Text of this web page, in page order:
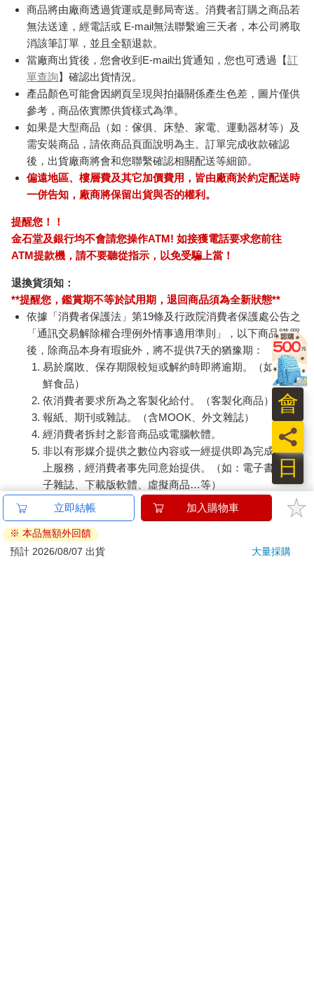
商品將由廠商透過貨運或是郵局寄送。消費者訂購之商品若
無法送達，經電話或 E-mail無法聯繫逾三天者，本公司將取
消該筆訂單，並且全額退款。
當廠商出貨後，您會收到E-mail出貨通知，您也可透過【訂
單查詢】確認出貨情況。
產品顏色可能會因網頁呈現與拍攝關係產生色差，圖片僅供
參考，商品依實際供貨樣式為準。
如果是大型商品（如：傢俱、床墊、家電、運動器材等）及
需安裝商品，請依商品頁面說明為主。訂單完成收款確認
後，出貨廠商將會和您聯繫確認相關配送等細節。
偏遠地區、樓層費及其它加價費用，皆由廠商於約定配送時
一併告知，廠商將保留出貨與否的權利。
提醒您！！
金石堂及銀行均不會請您操作ATM! 如接獲電話要求您前往
ATM提款機，請不要聽從指示，以免受騙上當！
退換貨須知：
**提醒您，鑑賞期不等於試用期，退回商品須為全新狀態**
依據「消費者保護法」第19條及行政院消費者保護處公告之
「通訊交易解除權合理例外情事適用準則」，以下商品購買
後，除商品本身有瑕疵外，將不提供7天的猶豫期：
易於腐敗、保存期限較短或解約時即將逾期。（如：生
鮮食品）
依消費者要求所為之客製化給付。（客製化商品）
報紙、期刊或雜誌。（含MOOK、外文雜誌）
經消費者拆封之影音商品或電腦軟體。
非以有形媒介提供之數位內容或一經提供即為完成之線
上服務，經消費者事先同意始提供。（如：電子書、電
子雜誌、下載版軟體、虛擬商品…等）
已拆封之個人衛生用品。（如：內衣褲、刮鬍刀、除毛
刀…等）
若非上列種類商品，均享有到貨7天的猶豫期（含例假
日）。
立即結帳 加入購物車
※ 本品無額外回饋
預計 2026/08/07 出貨
大量採購
日
員
會